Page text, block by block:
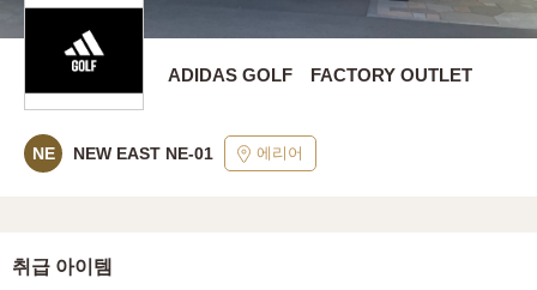
ADIDAS GOLF FACTORY OUTLET
NE NEW EAST NE-01 에리어
취급 아이템